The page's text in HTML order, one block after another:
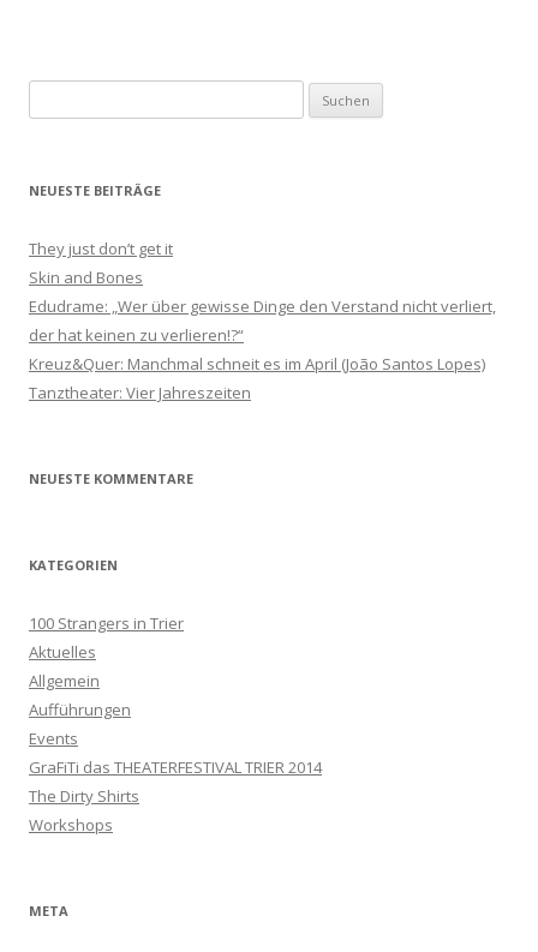
u
h
n
n
a
h
:
NEUESTE BEITRÄGE
They just don’t get it
Skin and Bones
Edudrame: „Wer über gewisse Dinge den Verstand nicht verliert,
der hat keinen zu verlieren!?“
Kreuz&Quer: Manchmal schneit es im April (João Santos Lopes)
Tanztheater: Vier Jahreszeiten
NEUESTE KOMMENTARE
KATEGORIEN
100 Strangers in Trier
Aktuelles
Allgemein
Aufführungen
Events
GraFiTi das THEATERFESTIVAL TRIER 2014
The Dirty Shirts
Workshops
META